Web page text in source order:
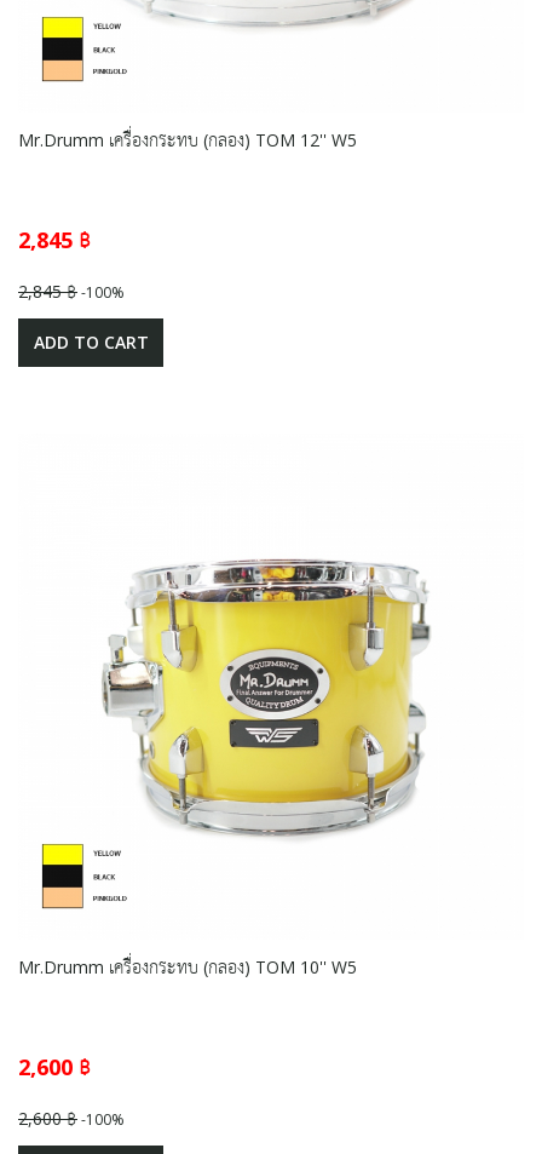
Mr.Drumm เครื่องกระทบ (กลอง) TOM 12'' W5
2,845 ฿
2,845 ฿-100%
ADD TO CART
Mr.Drumm เครื่องกระทบ (กลอง) TOM 10'' W5
2,600 ฿
2,600 ฿-100%